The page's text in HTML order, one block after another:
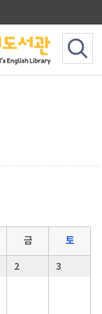
금 토
2 3